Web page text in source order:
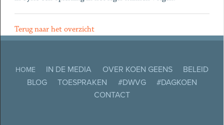
Terug naar het overzicht
HOME IN DE MEDIA OVER KOEN GEENS
BELEID
BLOG
TOESPRAKEN #DWVG
#DAGKOEN
CONTACT